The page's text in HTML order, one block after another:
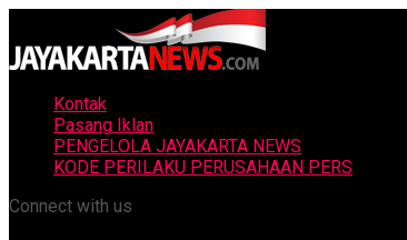
Kontak
Pasang Iklan
PENGELOLA JAYAKARTA NEWS
KODE PERILAKU PERUSAHAAN PERS
Connect with us